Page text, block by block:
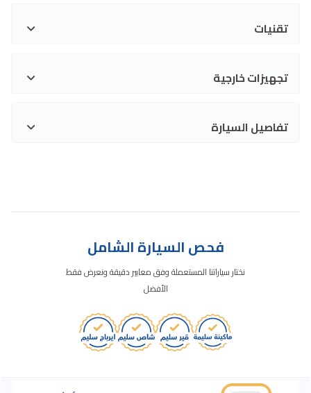
تقنيات
تجهيزات خارجية
تفاصيل السيارة
فحص السيارة الشامل
نختار سياراتنا المستعملة وفق معايير دقيقة ونعرض فقط
الأفضل